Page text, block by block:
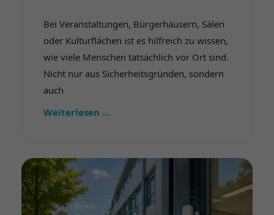
Bei Veranstaltungen, Bürgerhäusern, Sälen
oder Kulturflächen ist es hilfreich zu wissen,
wie viele Menschen tatsächlich vor Ort sind.
Nicht nur aus Sicherheitsgründen, sondern
auch
Weiterlesen …